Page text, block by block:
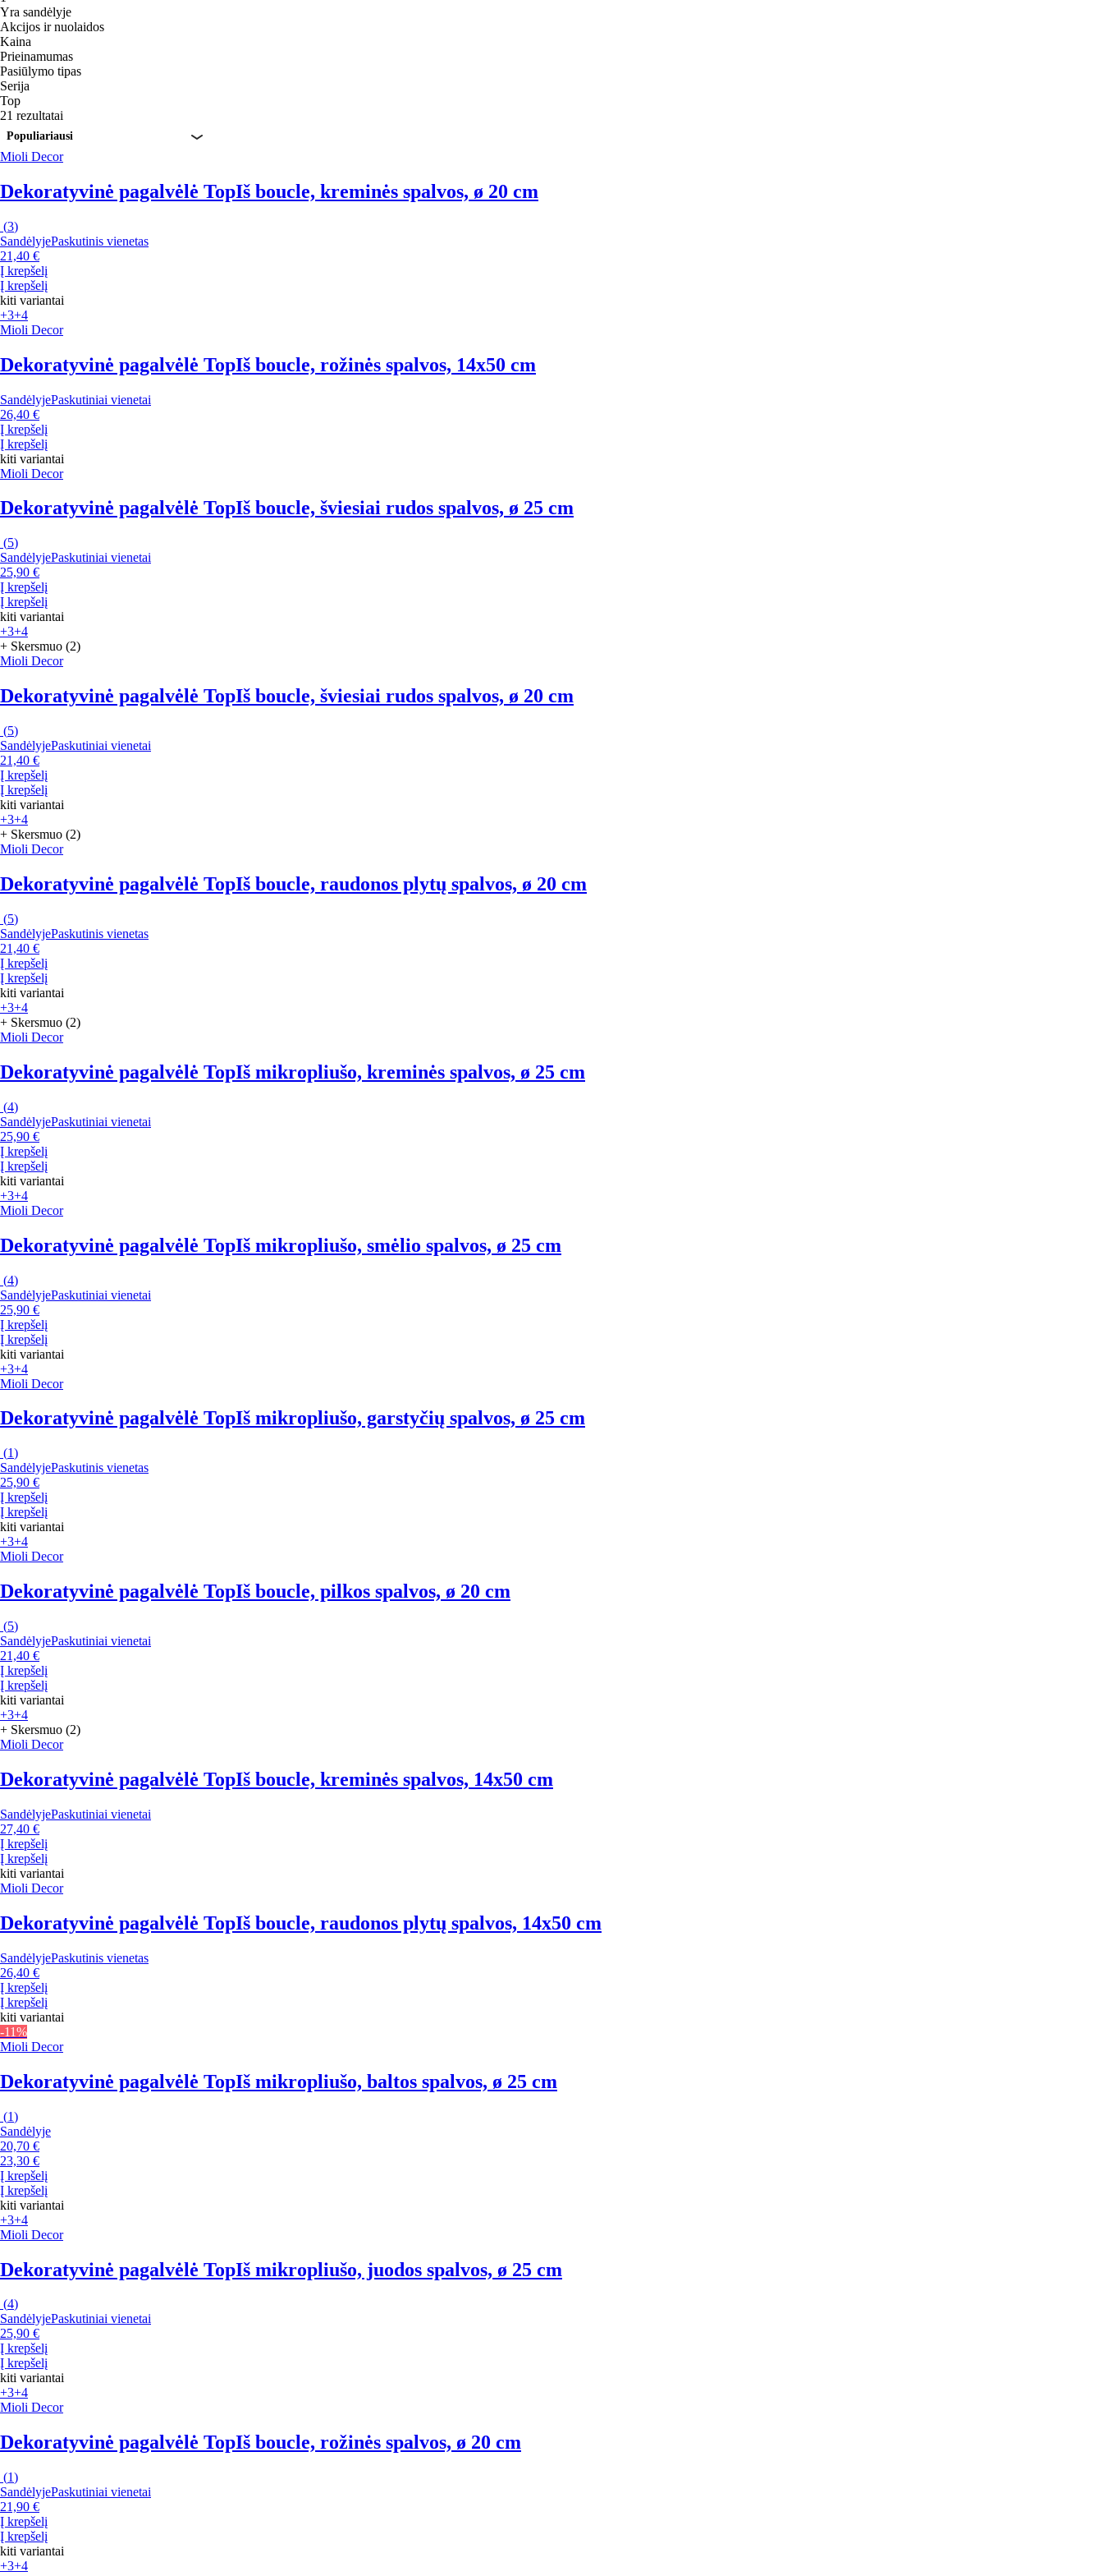
Yra sandėlyje
Akcijos ir nuolaidos
Kaina
Prieinamumas
Pasiūlymo tipas
Serija
Top
21 rezultatai
Populiariausi
Mioli Decor
Dekoratyvinė pagalvėlė TopIš boucle, kreminės spalvos, ø 20 cm
(3)
SandėlyjePaskutinis vienetas
21,40 €
Į krepšelį
Į krepšelį
kiti variantai
+3+4
Mioli Decor
Dekoratyvinė pagalvėlė TopIš boucle, rožinės spalvos, 14x50 cm
SandėlyjePaskutiniai vienetai
26,40 €
Į krepšelį
Į krepšelį
kiti variantai
Mioli Decor
Dekoratyvinė pagalvėlė TopIš boucle, šviesiai rudos spalvos, ø 25 cm
(5)
SandėlyjePaskutiniai vienetai
25,90 €
Į krepšelį
Į krepšelį
kiti variantai
+3+4
+ Skersmuo (2)
Mioli Decor
Dekoratyvinė pagalvėlė TopIš boucle, šviesiai rudos spalvos, ø 20 cm
(5)
SandėlyjePaskutiniai vienetai
21,40 €
Į krepšelį
Į krepšelį
kiti variantai
+3+4
+ Skersmuo (2)
Mioli Decor
Dekoratyvinė pagalvėlė TopIš boucle, raudonos plytų spalvos, ø 20 cm
(5)
SandėlyjePaskutinis vienetas
21,40 €
Į krepšelį
Į krepšelį
kiti variantai
+3+4
+ Skersmuo (2)
Mioli Decor
Dekoratyvinė pagalvėlė TopIš mikropliušo, kreminės spalvos, ø 25 cm
(4)
SandėlyjePaskutiniai vienetai
25,90 €
Į krepšelį
Į krepšelį
kiti variantai
+3+4
Mioli Decor
Dekoratyvinė pagalvėlė TopIš mikropliušo, smėlio spalvos, ø 25 cm
(4)
SandėlyjePaskutiniai vienetai
25,90 €
Į krepšelį
Į krepšelį
kiti variantai
+3+4
Mioli Decor
Dekoratyvinė pagalvėlė TopIš mikropliušo, garstyčių spalvos, ø 25 cm
(1)
SandėlyjePaskutinis vienetas
25,90 €
Į krepšelį
Į krepšelį
kiti variantai
+3+4
Mioli Decor
Dekoratyvinė pagalvėlė TopIš boucle, pilkos spalvos, ø 20 cm
(5)
SandėlyjePaskutiniai vienetai
21,40 €
Į krepšelį
Į krepšelį
kiti variantai
+3+4
+ Skersmuo (2)
Mioli Decor
Dekoratyvinė pagalvėlė TopIš boucle, kreminės spalvos, 14x50 cm
SandėlyjePaskutiniai vienetai
27,40 €
Į krepšelį
Į krepšelį
kiti variantai
Mioli Decor
Dekoratyvinė pagalvėlė TopIš boucle, raudonos plytų spalvos, 14x50 cm
SandėlyjePaskutinis vienetas
26,40 €
Į krepšelį
Į krepšelį
kiti variantai
-11%
Mioli Decor
Dekoratyvinė pagalvėlė TopIš mikropliušo, baltos spalvos, ø 25 cm
(1)
Sandėlyje
20,70 €
23,30 €
Į krepšelį
Į krepšelį
kiti variantai
+3+4
Mioli Decor
Dekoratyvinė pagalvėlė TopIš mikropliušo, juodos spalvos, ø 25 cm
(4)
SandėlyjePaskutiniai vienetai
25,90 €
Į krepšelį
Į krepšelį
kiti variantai
+3+4
Mioli Decor
Dekoratyvinė pagalvėlė TopIš boucle, rožinės spalvos, ø 20 cm
(1)
SandėlyjePaskutiniai vienetai
21,90 €
Į krepšelį
Į krepšelį
kiti variantai
+3+4